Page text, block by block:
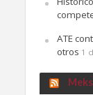
ATE
otros 1